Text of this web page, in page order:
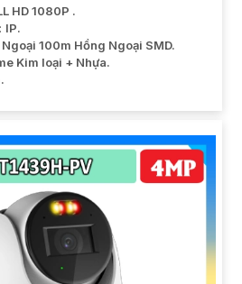
HD 1080P .
IP.
100m Hồng Ngoại SMD.
Kim loại + Nhựa.